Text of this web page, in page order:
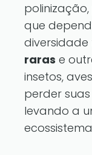
que
diversidade
raras e
insetos,
perder
levando a